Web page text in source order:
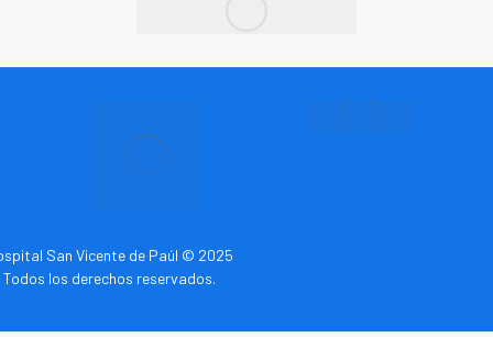
San Vicente de Paúl © 2025
Todos los derechos reservados.